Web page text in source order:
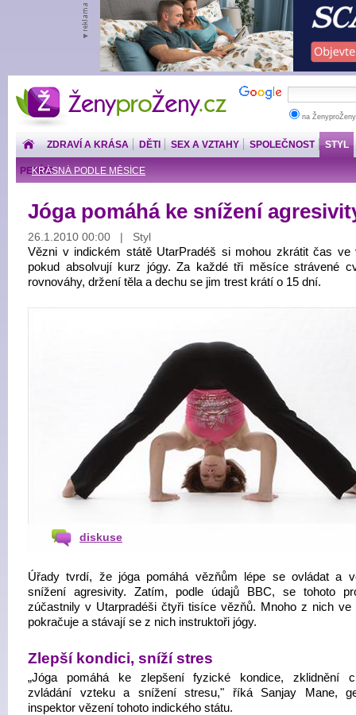
ŽenyproŽeny.cz
na
ZDRAVÍ A KRÁSA DĚTI SEX A VZTAHY SPOLEČNOST STYL
KRÁSNÁ PODLE MĚSÍCE
PENÍZE
Jóga pomáhá ke snížení
26.1.2010 00:00 | Styl
Vězni v indickém státě UtarPradéš si mohou zkrátit čas ve
pokud absolvují kurz jógy. Za každé tři měsíce strávené
rovnováhy, držení těla a dechu se jim trest krátí o 15 dní.
diskuse
Úřady tvrdí, že jóga pomáhá vězňům lépe se ovládat a
snížení agresivity. Zatím, podle údajů BBC, se tohoto
zúčastnily v Utarpradéši čtyři tisíce vězňů. Mnoho z nich ve
pokračuje a stávají se z nich instruktoři jógy.
Zlepší kondici, sníží stres
„Jóga pomáhá ke zlepšení fyzické kondice, zklidnění
zvládání vzteku a snížení stresu," říká Sanjay Mane,
inspektor vězení tohoto indického státu.